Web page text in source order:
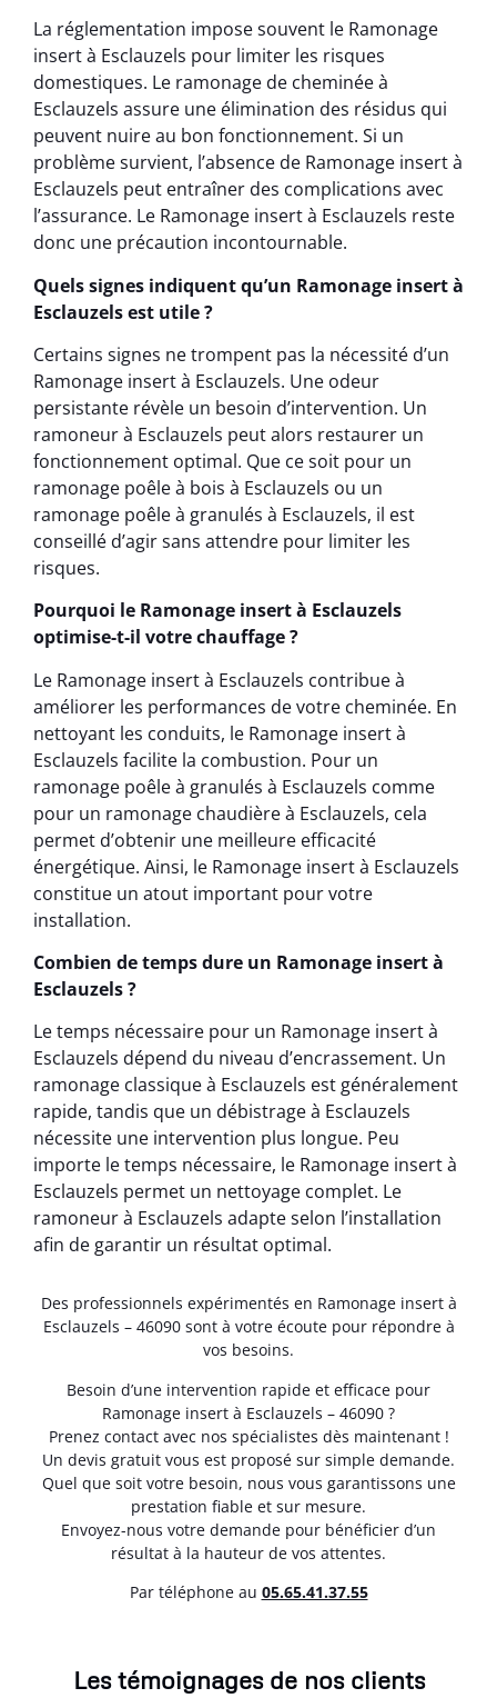
La réglementation impose souvent le Ramonage
insert à Esclauzels pour limiter les risques
domestiques. Le ramonage de cheminée à
Esclauzels assure une élimination des résidus qui
peuvent nuire au bon fonctionnement. Si un
problème survient, l’absence de Ramonage insert à
Esclauzels peut entraîner des complications avec
l’assurance. Le Ramonage insert à Esclauzels reste
donc une précaution incontournable.
Quels signes indiquent qu’un Ramonage insert à
Esclauzels est utile ?
Certains signes ne trompent pas la nécessité d’un
Ramonage insert à Esclauzels. Une odeur
persistante révèle un besoin d’intervention. Un
ramoneur à Esclauzels peut alors restaurer un
fonctionnement optimal. Que ce soit pour un
ramonage poêle à bois à Esclauzels ou un
ramonage poêle à granulés à Esclauzels, il est
conseillé d’agir sans attendre pour limiter les
risques.
Pourquoi le Ramonage insert à Esclauzels
optimise-t-il votre chauffage ?
Le Ramonage insert à Esclauzels contribue à
améliorer les performances de votre cheminée. En
nettoyant les conduits, le Ramonage insert à
Esclauzels facilite la combustion. Pour un
ramonage poêle à granulés à Esclauzels comme
pour un ramonage chaudière à Esclauzels, cela
permet d’obtenir une meilleure efficacité
énergétique. Ainsi, le Ramonage insert à Esclauzels
constitue un atout important pour votre
installation.
Combien de temps dure un Ramonage insert à
Esclauzels ?
Le temps nécessaire pour un Ramonage insert à
Esclauzels dépend du niveau d’encrassement. Un
ramonage classique à Esclauzels est généralement
rapide, tandis que un débistrage à Esclauzels
nécessite une intervention plus longue. Peu
importe le temps nécessaire, le Ramonage insert à
Esclauzels permet un nettoyage complet. Le
ramoneur à Esclauzels adapte selon l’installation
afin de garantir un résultat optimal.
Des professionnels expérimentés en Ramonage insert à
Esclauzels – 46090 sont à votre écoute pour répondre à
vos besoins.
Besoin d’une intervention rapide et efficace pour
Ramonage insert à Esclauzels – 46090 ?
Prenez contact avec nos spécialistes dès maintenant !
Un devis gratuit vous est proposé sur simple demande.
Quel que soit votre besoin, nous vous garantissons une
prestation fiable et sur mesure.
Envoyez-nous votre demande pour bénéficier d’un
résultat à la hauteur de vos attentes.
Par téléphone au 05.65.41.37.55
Les témoignages de nos clients